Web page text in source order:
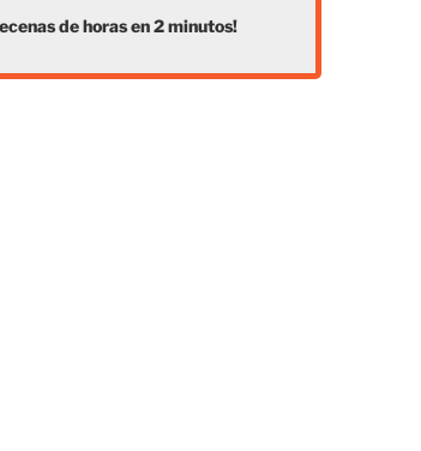
de horas en 2 minutos!